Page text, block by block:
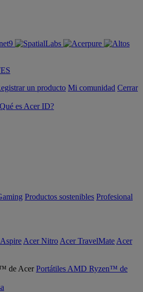
un producto Mi comunidad Cerrar
es Acer ID?
Productos sostenibles Profesional
Acer Nitro Acer TravelMate Acer
Portátiles AMD Ryzen™ de